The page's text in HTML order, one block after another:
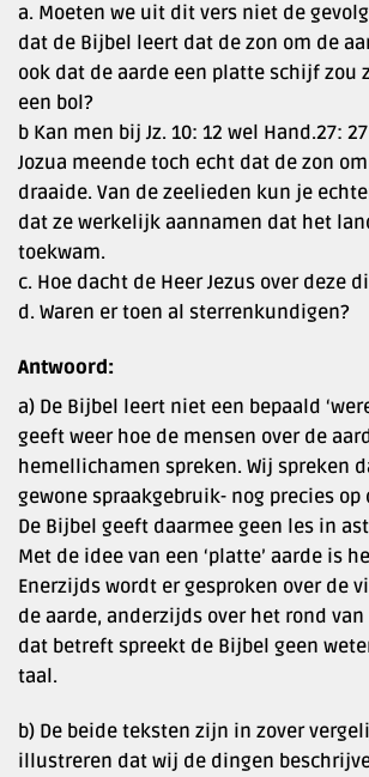
a. Moeten we uit dit vers niet de
dat de Bijbel leert dat de zon om de
ook dat de aarde een platte schijf zou
een bol?
b Kan men bij Jz. 10: 12 wel Hand.27:
Jozua meende toch echt dat de zon
draaide. Van de zeelieden kun je
dat ze werkelijk aannamen dat het
toekwam.
c. Hoe dacht de Heer Jezus over deze
d. Waren er toen al sterrenkundigen?
Antwoord:
a) De Bijbel leert niet een bepaald
geeft weer hoe de mensen over de
hemellichamen spreken. Wij spreken
gewone spraakgebruik- nog precies
De Bijbel geeft daarmee geen les in
Met de idee van een ‘platte’ aarde is
Enerzijds wordt er gesproken over de
de aarde, anderzijds over het rond van
dat betreft spreekt de Bijbel geen
taal.
b) De beide teksten zijn in zover
illustreren dat wij de dingen